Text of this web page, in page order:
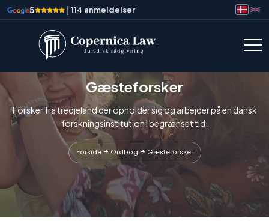
5 | 114 anmeldelser
Gæsteforsker
Forsker fra tredjeland der opholder sig og arbejder på en dansk
forskningsinstitution i begrænset tid.
Forside Ordbog Gæsteforsker